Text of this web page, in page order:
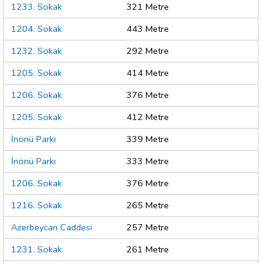
1233. Sokak
321 Metre
1204. Sokak
443 Metre
1232. Sokak
292 Metre
1205. Sokak
414 Metre
1206. Sokak
376 Metre
1205. Sokak
412 Metre
İnönü Parkı
339 Metre
İnönü Parkı
333 Metre
1206. Sokak
376 Metre
1216. Sokak
265 Metre
Azerbeycan Caddesi
257 Metre
1231. Sokak
261 Metre